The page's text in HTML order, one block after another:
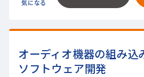
オーディオ機器の組み込
ソフトウェア開発